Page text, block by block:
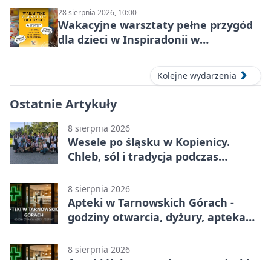
28 sierpnia 2026, 10:00
Wakacyjne warsztaty pełne przygód
dla dzieci w Inspiradonii w
Kolejne wydarzenia
Ostatnie Artykuły
8 sierpnia 2026
Wesele po śląsku w Kopienicy.
Chleb, sól i tradycja podczas
8 sierpnia 2026
Apteki w Tarnowskich Górach -
godziny otwarcia, dyżury, apteka
8 sierpnia 2026